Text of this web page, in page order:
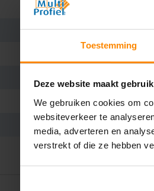
Toestemming
Deze website maakt
We gebruiken cookies om
websiteverkeer te
media, adverteren en
verstrekt of die ze hebben